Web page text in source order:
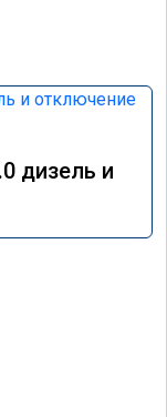
дизель и